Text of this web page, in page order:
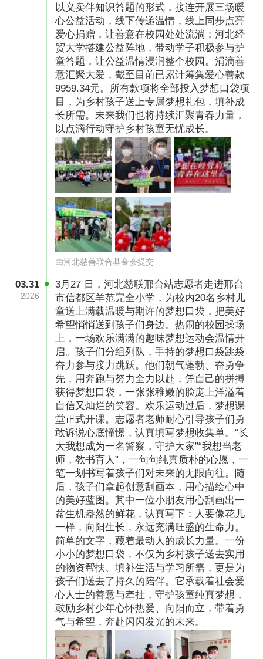
（图片已授权）
梦想挑战赛 见证孩子们的成长
为了给乡村儿童搭建一个展示自我的平台，我们
积极鼓励乡村学校收集孩子们精心创作的刮画字
帖佳作，并进行评选，以此培养他们的书写与绘
画能力。此外，我们也倡导学校定期开展朗诵活
动，鼓励孩子们用声音表达自我，告别胆怯，勇
敢地向众人述说自己的梦想。
（图片已授权）
同时，我们每月都会精心选拔一批表现卓越的孩
子们前往公益小镇，与参观者分享他们在书写、
绘画、朗诵等方面的成长与进步，介绍“梦想口
袋”项目的初衷与意义；每年的六一儿童节，我们
还会从孩子们的作品中挑选出佼佼者，让他们有
机会在儿童公益节的舞台上大放异彩，展现自己
以义卖伴知识答题的形式，接连开展三场暖
心公益活动，线下传递温情，线上同步点亮
爱心捐赠，让善意在校园处处流淌；河北经
贸大学搭建公益阵地，带动学子积极参与护
童答题，让公益温情浸润整个校园。涓滴善
意汇聚大爱，截至目前已累计筹集爱心善款
9959.34元。所有款项将全部投入梦想口袋项
目，为乡村孩子送上专属梦想礼包，填补成
长所需。未来我们也将持续汇聚青春力量，
以点滴行动守护乡村孩童无忧成长。
由河北慈善联合基金会提交
03.31
2026
3月27 日，河北慈联邢台站志愿者走进邢台
市信都区羊范完全小学，为校内20名乡村儿
童送上满载温暖与期许的梦想口袋，把美好
希望悄悄送到孩子们身边。热闹的校园操场
上，一场欢乐满满的趣味梦想运动会温情开
启。孩子们分组列队，手持的梦想口袋跳袋
奋力参与接力跳跃。他们朝气蓬勃、奋勇争
先，用奔跑与努力全力以赴，凭自己的拼搏
获得梦想口袋，一张张稚嫩的脸庞上洋溢着
自信又灿烂的笑容。欢乐运动过后，梦想课
堂正式开课。志愿者老师耐心引导孩子们勇
敢诉说心底憧憬，认真填写梦想收集单。“长
大我想成为一名警察，守护大家”“我想当老
师，教书育人”，一句句纯真质朴的心愿，一
笔一划书写着孩子们对未来的无限向往。随
后，孩子们拿起创意刮画本，用心描绘心中
的美好蓝图。其中一位小朋友用心刮画出一
盆生机盎然的鲜花，认真写下：人要像花儿
一样，向阳生长，永远充满旺盛的生命力。
简单的文字，藏着最动人的成长力量。一份
小小的梦想口袋，不仅为乡村孩子送去实用
的物资帮扶、填补生活与学习所需，更是为
孩子们送去了持久的陪伴。它承载着社会爱
心人士的善意与牵挂，守护孩童纯真梦想，
鼓励乡村少年心怀热爱、向阳而立，带着勇
气与希望，奔赴闪闪发光的未来。